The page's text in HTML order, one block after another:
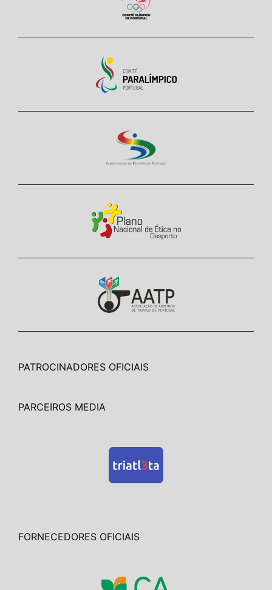
PATROCINADORES OFICIAIS
PARCEIROS MEDIA
FORNECEDORES OFICIAIS